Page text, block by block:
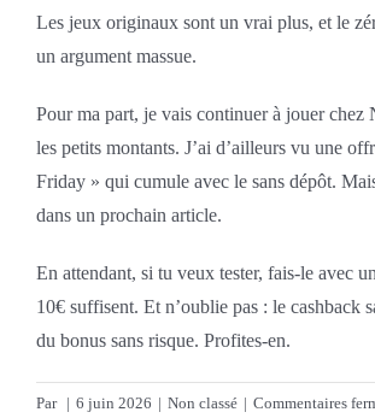
Les jeux originaux sont un vrai plus, et le
un argument massue.
Pour ma part, je vais continuer à jouer chez
les petits montants. J’ai d’ailleurs vu une
Friday » qui cumule avec le sans dépôt.
dans un prochain article.
En attendant, si tu veux tester, fais-le avec
10€ suffisent. Et n’oublie pas : le cashback
du bonus sans risque. Profites-en.
Par | 6 juin 2026 | Non classé | Commentaires